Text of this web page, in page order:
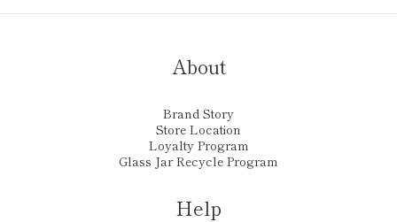
About
Brand Story
Store Location
Loyalty Program
Glass Jar Recycle Program
Help